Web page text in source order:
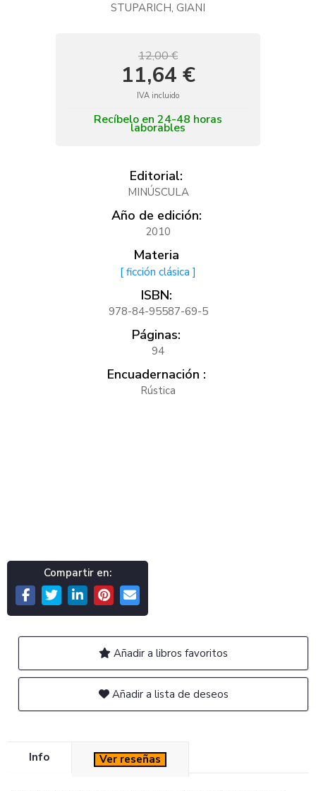
STUPARICH, GIANI
12,00 €
11,64 €
IVA incluido
Recíbelo en 24-48 horas
laborables
Editorial:
MINÚSCULA
Año de edición:
2010
Materia
[ ficción clásica ]
ISBN:
978-84-95587-69-5
Páginas:
94
Encuadernación :
Rústica
Compartir en:
Añadir a libros favoritos
Añadir a lista de deseos
Info Ver reseñas